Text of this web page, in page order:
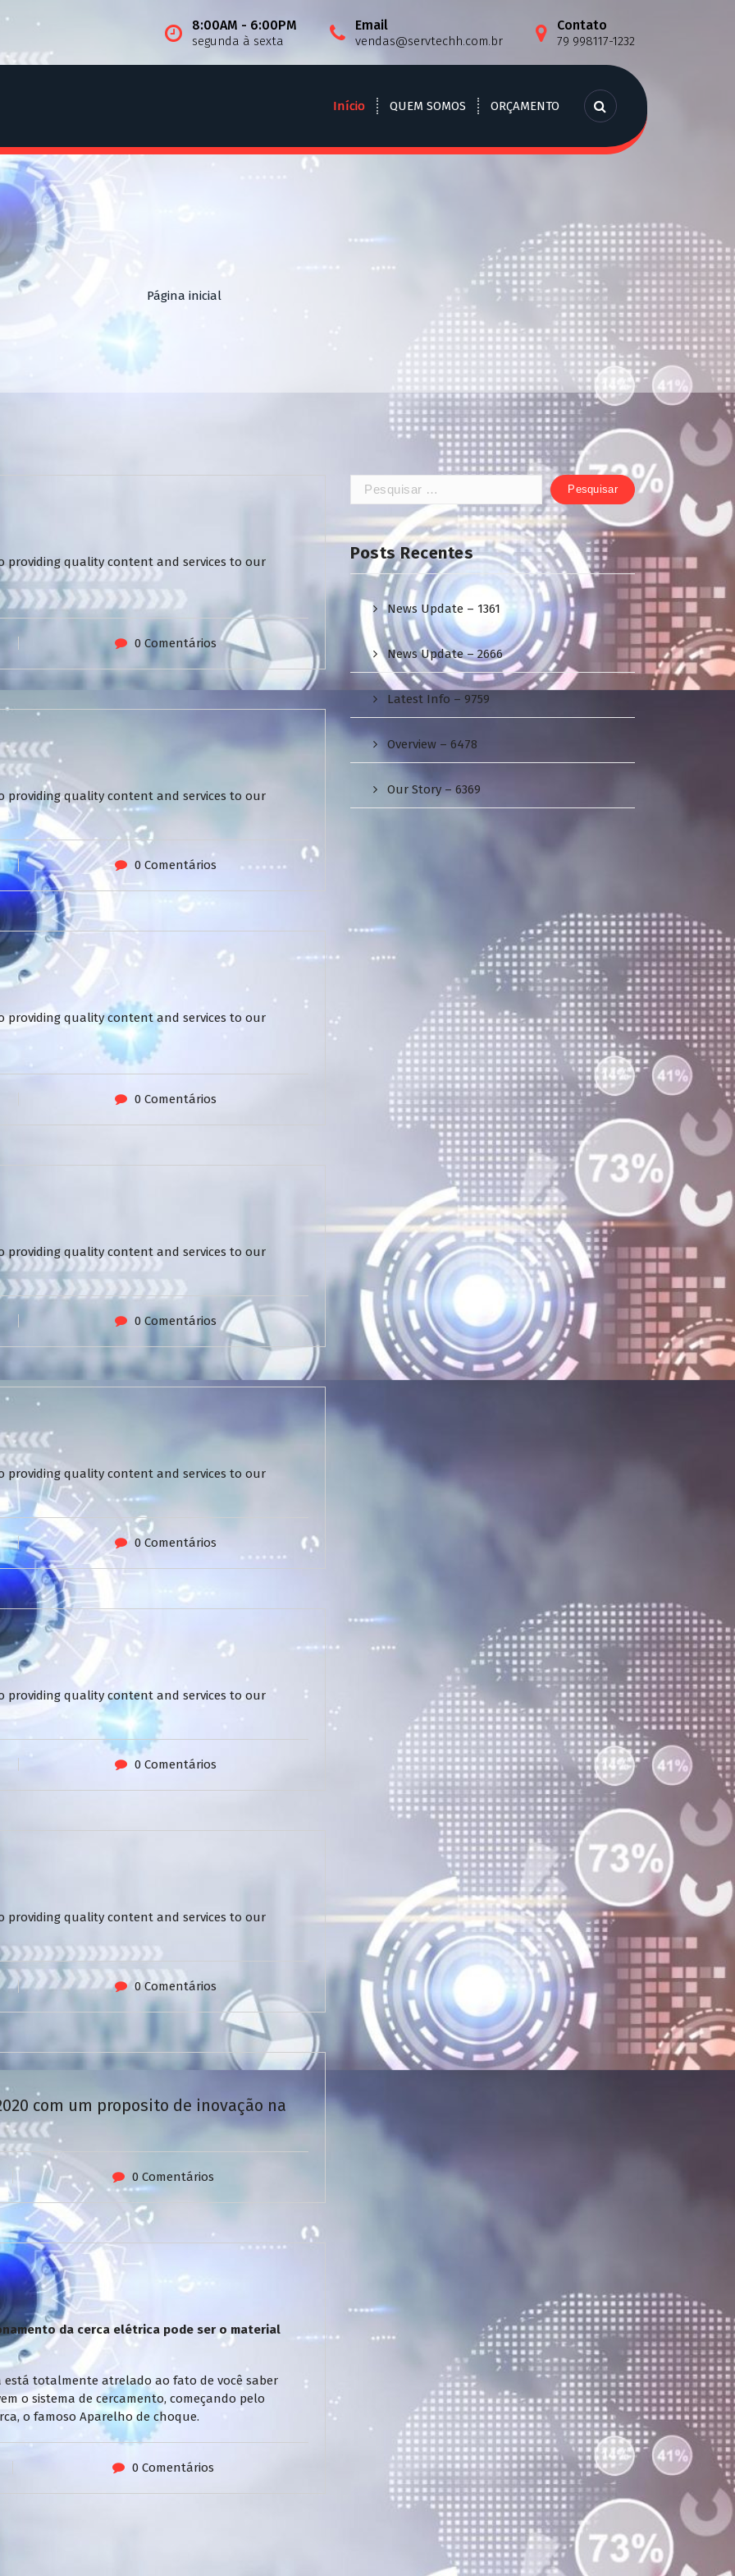
8:00AM - 6:00PM
segunda à sexta
Email
vendas@servtechh.com.br
Contato
79 998117-1232
Início QUEM SOMOS ORÇAMENTO
Página inicial
providing quality content and services to our
0 Comentários
providing quality content and services to our
0 Comentários
providing quality content and services to our
0 Comentários
providing quality content and services to our
0 Comentários
providing quality content and services to our
0 Comentários
providing quality content and services to our
0 Comentários
providing quality content and services to our
0 Comentários
com um proposito de inovação na
0 Comentários
da cerca elétrica pode ser o material
totalmente atrelado ao fato de você saber
o sistema de cercamento, começando pelo
o famoso Aparelho de choque.
0 Comentários
Pesquisar
por:
Posts Recentes
News Update – 1361
News Update – 2666
Latest Info – 9759
Overview – 6478
Our Story – 6369